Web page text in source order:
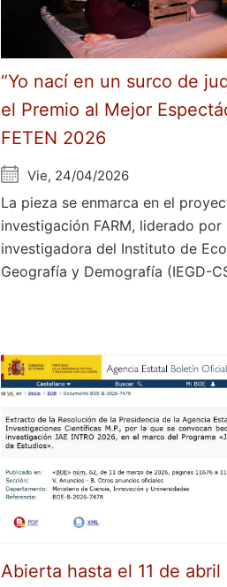
“Yo nací en un surco de
el Premio al Mejor
FETEN 2026
Vie, 24/04/2026
La pieza se enmarca en el
investigación FARM, liderado por
investigadora del Instituto de
Geografía y Demografía (IEGD-
Abierta hasta el 11 de abril